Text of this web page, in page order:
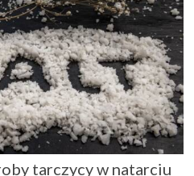
tarczycy w natarciu